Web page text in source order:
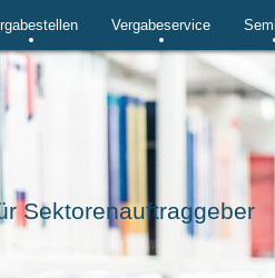
Vergabeservice
Sektorenauftraggeber